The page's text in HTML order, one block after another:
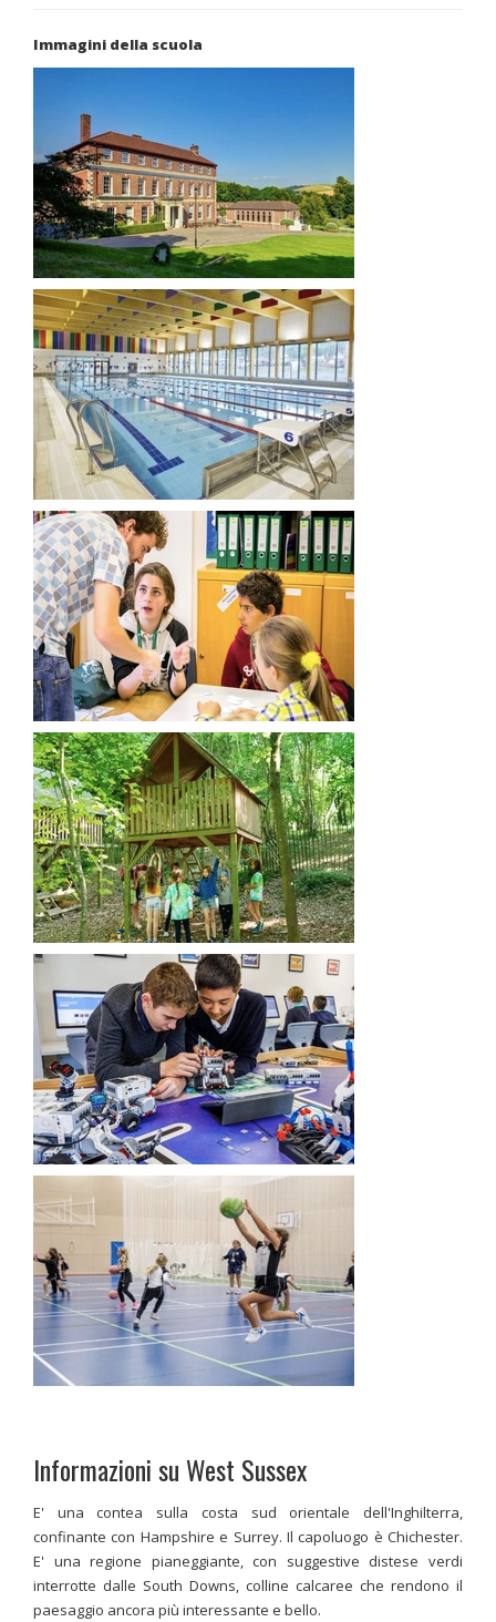
Immagini della scuola
Informazioni su West Sussex
E' una contea sulla costa sud orientale dell'Inghilterra,
confinante con Hampshire e Surrey. Il capoluogo è Chichester.
E' una regione pianeggiante, con suggestive distese verdi
interrotte dalle South Downs, colline calcaree che rendono il
paesaggio ancora più interessante e bello.